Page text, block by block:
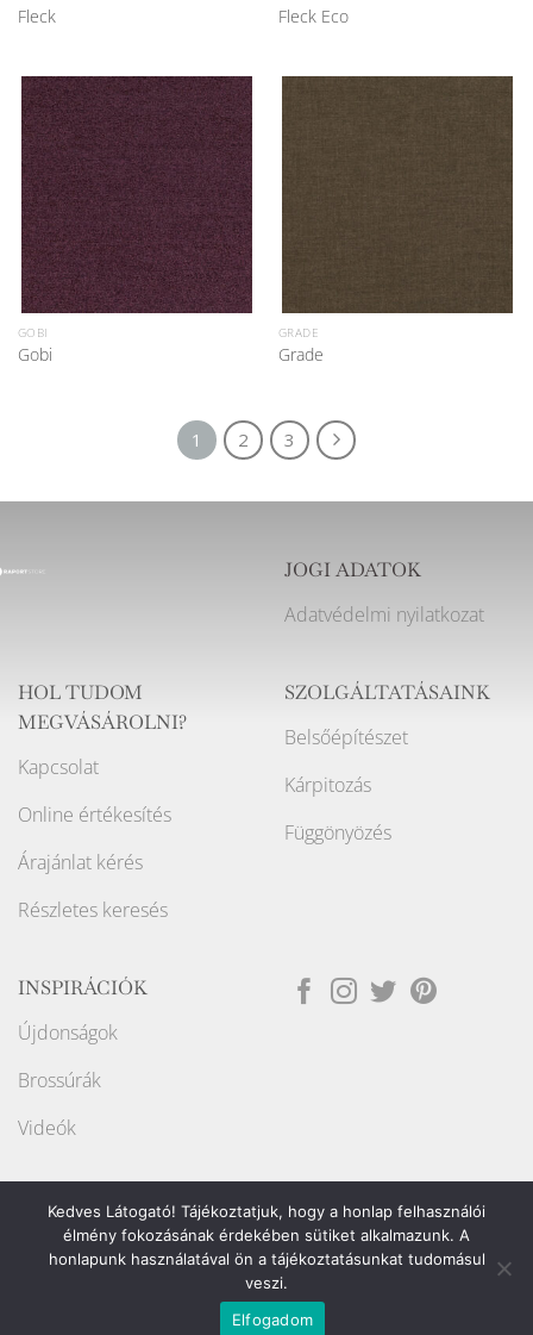
Fleck Fleck Eco
GOBI
Gobi
GRADE
Grade
1 2 3
JOGI ADATOK
Adatvédelmi nyilatkozat
HOL TUDOM
MEGVÁSÁROLNI?
Kapcsolat
Online értékesítés
Árajánlat kérés
Részletes keresés
SZOLGÁLTATÁSAINK
Belsőépítészet
Kárpitozás
Függönyözés
INSPIRÁCIÓK
Újdonságok
Brossúrák
Videók
Weboldalt készítette:
Copyright ©2026Raport Store
Kedves Látogató! Tájékoztatjuk, hogy a honlap felhasználói
élmény fokozásának érdekében sütiket alkalmazunk. A
honlapunk használatával ön a tájékoztatásunkat tudomásul
veszi.
Elfogadom